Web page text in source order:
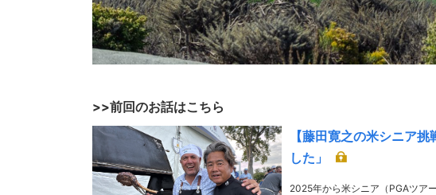
>>前回のお話はこちら
【藤田寛之の米シニア
した」
2025年から米シニア（PGAツア